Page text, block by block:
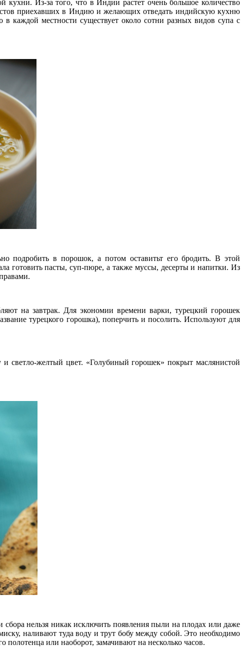
Из-за того, что в Индии растет очень большое количество
приехавших в Индию и желающих отведать индийскую кухню
каждой местности существует около сотни разных видов супа с
подробить в порошок, а потом оставитьт его бродить. В этой
готовить пасты, суп-пюре, а также муссы, десерты и напитки. Из
на завтрак. Для экономии времени варки, турецкий горошек
турецкого горошка), поперчить и посолить. Используют для
светло-желтый цвет. «Голубиный горошек» покрыт маслянистой
нельзя никак исключить появления пыли на плодах или даже
наливают туда воду и трут бобу между собой. Это необходимо
или наоборот, замачивают на несколько часов.